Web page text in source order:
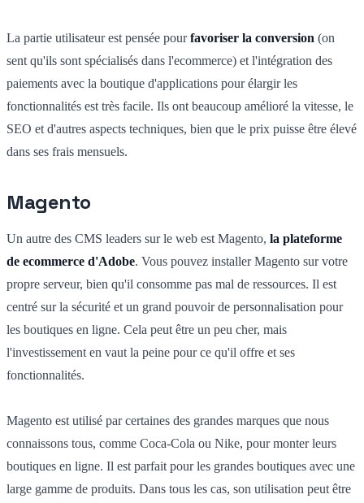
La partie utilisateur est pensée pourfavoriser la conversion (on
sent qu'ils sont spécialisés dans l'ecommerce) et l'intégration des
paiements avec la boutique d'applications pour élargir les
fonctionnalités est très facile. Ils ont beaucoup amélioré la vitesse, le
SEO et d'autres aspects techniques, bien que le prix puisse être élevé
dans ses frais mensuels.
Magento
Un autre des CMS leaders sur le web est Magento, la plateforme
de ecommerce d'Adobe. Vous pouvez installer Magento sur votre
propre serveur, bien qu'il consomme pas mal de ressources. Il est
centré sur la sécurité et un grand pouvoir de personnalisation pour
les boutiques en ligne. Cela peut être un peu cher, mais
l'investissement en vaut la peine pour ce qu'il offre et ses
fonctionnalités.
Magento est utilisé par certaines des grandes marques que nous
connaissons tous, comme Coca-Cola ou Nike, pour monter leurs
boutiques en ligne. Il est parfait pour les grandes boutiques avec une
large gamme de produits. Dans tous les cas, son utilisation peut être